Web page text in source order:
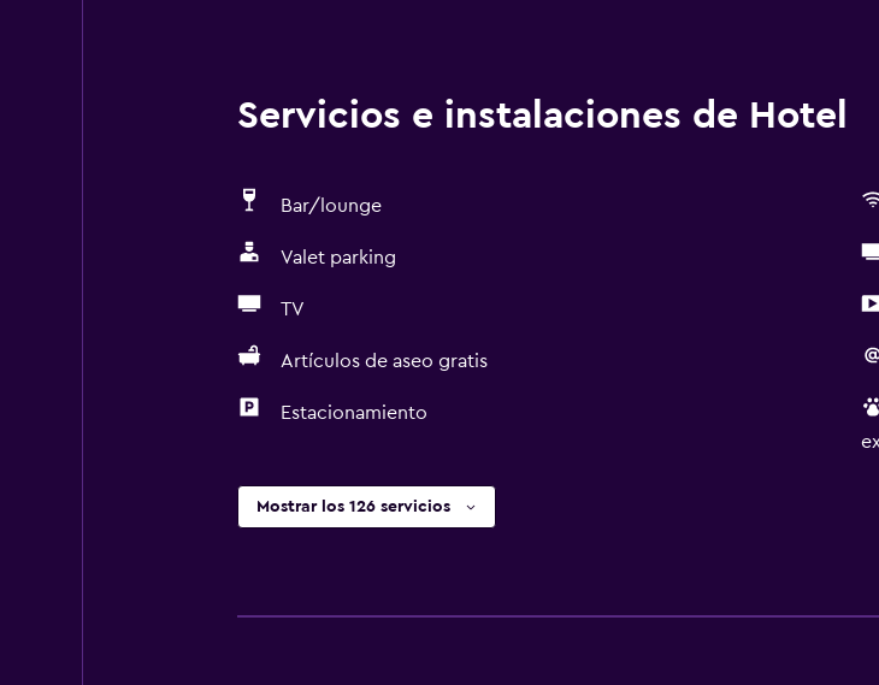
Servicios e instalaciones de Hotel
Bar/lounge
Valet parking
TV
Artículos de aseo gratis
Estacionamiento
Mostrar los 126 servicios